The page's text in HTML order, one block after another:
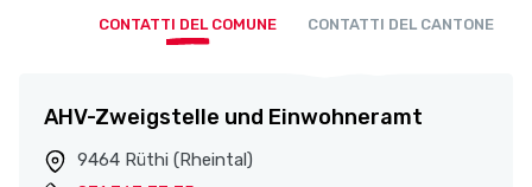
CONTATTI DEL COMUNE CONTATTI DEL CANTONE
AHV-Zweigstelle und Einwohneramt
9464 Rüthi (Rheintal)